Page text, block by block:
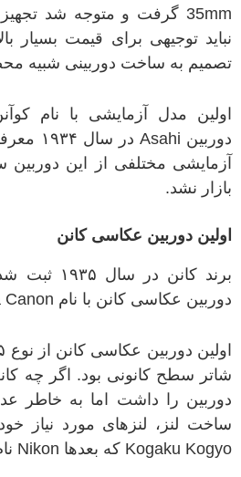
35mm گرفت و متوجه شد
نباید توجیهی برای قیمت بسیار
تصمیم به ساخت دوربینی شبیه
اولین مدل آزمایشی با نام
دوربین Asahi در سال ۱۹۳۴
آزمایشی مختلفی از این دوربین
بازار نشد.
اولین دوربین عکاسی کانن
برند کانن در سال ۱۹۳۵ ثبت
دوربین عکاسی کانن با نام Canon
اولین دوربین عکاسی کانن از نوع
شاتر سطح کانونی بود. اگر چه
دوربین را داشت اما به خاطر
ساخت لنز، لنز‌های مورد نیاز
Kogaku Kogyo که بعدها Nikon